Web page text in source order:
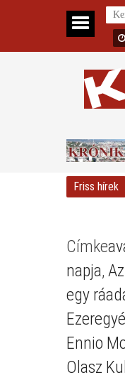
Friss hírek
Magyar
Címke
napja,
egy
Ennio
Olasz